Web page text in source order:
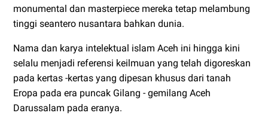
monumental dan masterpiece mereka tetap melambung
tinggi seantero nusantara bahkan dunia.
Nama dan karya intelektual islam Aceh ini hingga kini
selalu menjadi referensi keilmuan yang telah digoreskan
pada kertas -kertas yang dipesan khusus dari tanah
Eropa pada era puncak Gilang - gemilang Aceh
Darussalam pada eranya.